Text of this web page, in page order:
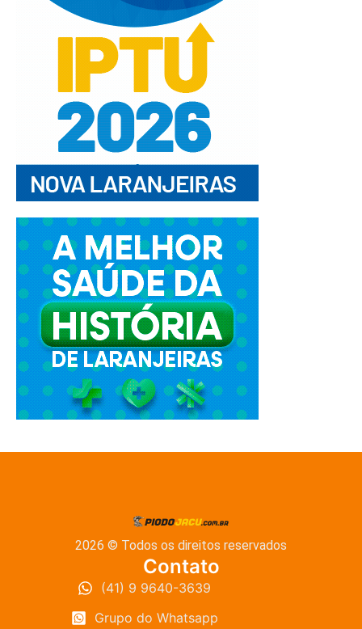
2026 © Todos os direitos reservados
Contato
(41) 9 9640-3639
Grupo do Whatsapp